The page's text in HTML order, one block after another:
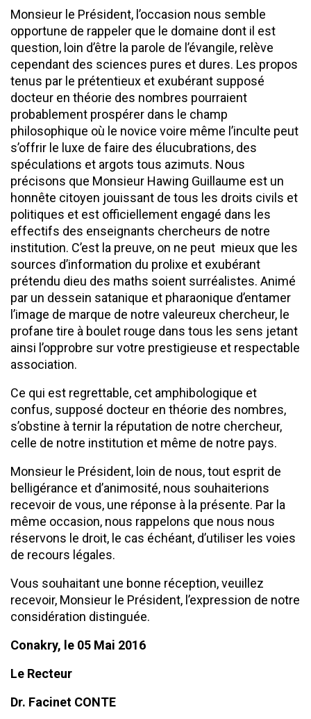
Monsieur le Président, l’occasion nous semble
opportune de rappeler que le domaine dont il est
question, loin d’être la parole de l’évangile, relève
cependant des sciences pures et dures. Les propos
tenus par le prétentieux et exubérant supposé
docteur en théorie des nombres pourraient
probablement prospérer dans le champ
philosophique où le novice voire même l’inculte peut
s’offrir le luxe de faire des élucubrations, des
spéculations et argots tous azimuts. Nous
précisons que Monsieur Hawing Guillaume est un
honnête citoyen jouissant de tous les droits civils et
politiques et est officiellement engagé dans les
effectifs des enseignants chercheurs de notre
institution. C’est la preuve, on ne peut mieux que les
sources d’information du prolixe et exubérant
prétendu dieu des maths soient surréalistes. Animé
par un dessein satanique et pharaonique d’entamer
l’image de marque de notre valeureux chercheur, le
profane tire à boulet rouge dans tous les sens jetant
ainsi l’opprobre sur votre prestigieuse et respectable
association.
Ce qui est regrettable, cet amphibologique et
confus, supposé docteur en théorie des nombres,
s’obstine à ternir la réputation de notre chercheur,
celle de notre institution et même de notre pays.
Monsieur le Président, loin de nous, tout esprit de
belligérance et d’animosité, nous souhaiterions
recevoir de vous, une réponse à la présente. Par la
même occasion, nous rappelons que nous nous
réservons le droit, le cas échéant, d’utiliser les voies
de recours légales.
Vous souhaitant une bonne réception, veuillez
recevoir, Monsieur le Président, l’expression de notre
considération distinguée.
Conakry, le 05 Mai 2016
Le Recteur
Dr. Facinet CONTE